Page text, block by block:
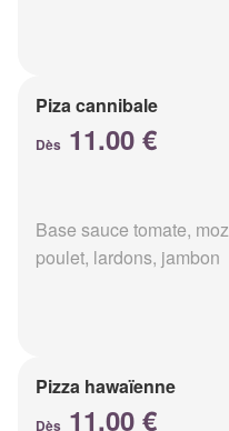
Piza cannibale
Dès 11.00 €
Base sauce tomate,
poulet, lardons, jambon
Pizza hawaïenne
Dès 11.00 €